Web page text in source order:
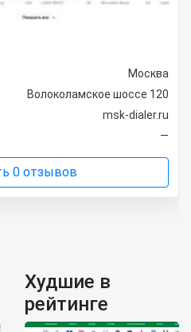
Москва
Волоколамское шоссе 120
msk-dialer.ru
—
0 отзывов
Худшие в
рейтинге